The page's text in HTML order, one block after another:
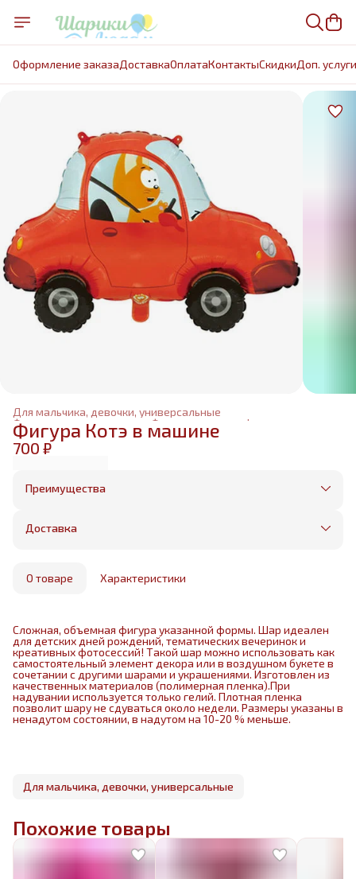
Оформление заказаДоставкаОплатаКонтактыCкидкиДоп. услуги
Для мальчика, девочки, универсальные
Фольгированные фигуры
Фольгированные шары
Главная
Фигура Котэ в машине
700 ₽
Преимущества
Оплата частями в Сплит
Бесплатная доставка в пределах КАД
маркетплейса
Доставка
О товаре Характеристики
Сложная, объемная фигура указанной формы. Шар идеален
для детских дней рождений, тематических вечеринок и
креативных фотосессий! Такой шар можно использовать как
самостоятельный элемент декора или в воздушном букете в
сочетании с другими шарами и украшениями. Изготовлен из
качественных материалов (полимерная пленка).При
надувании используется только гелий. Плотная пленка
позволит шару не сдуваться около недели. Размеры указаны в
ненадутом состоянии, в надутом на 10-20 % меньше.
Для мальчика, девочки, универсальные
Похожие товары